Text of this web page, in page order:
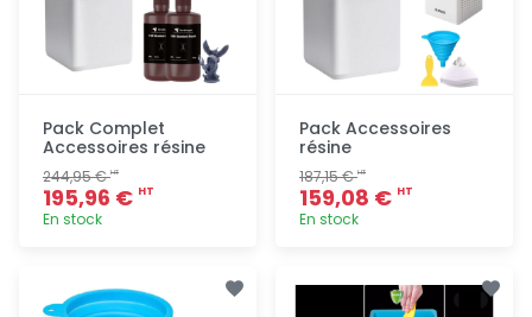
Pack Complet
Accessoires résine
244,95 €HT
195,96 € HT
En stock
rapide
Pack Accessoires
résine
187,15 €HT
159,08 € HT
En stock
rapide